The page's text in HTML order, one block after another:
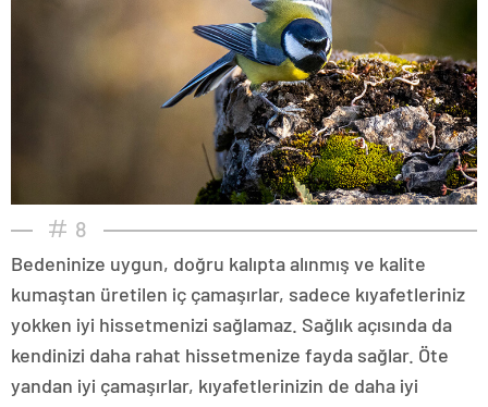
8
Bedeninize uygun, doğru kalıpta alınmış ve kalite
kumaştan üretilen iç çamaşırlar, sadece kıyafetleriniz
yokken iyi hissetmenizi sağlamaz. Sağlık açısında da
kendinizi daha rahat hissetmenize fayda sağlar. Öte
yandan iyi çamaşırlar, kıyafetlerinizin de daha iyi